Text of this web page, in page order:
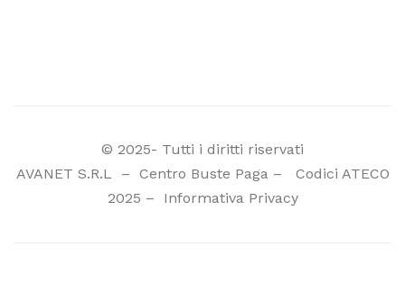
© 2025- Tutti i diritti riservati
AVANET S.R.L
– Centro Buste Paga– Codici ATECO
2025 – Informativa Privacy